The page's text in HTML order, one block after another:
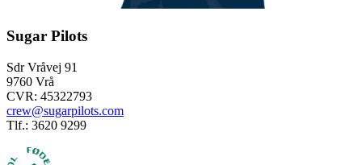
Sugar Pilots
Sdr Vråvej 91
9760 Vrå
CVR: 45322793
crew@sugarpilots.com
Tlf.: 3620 9299